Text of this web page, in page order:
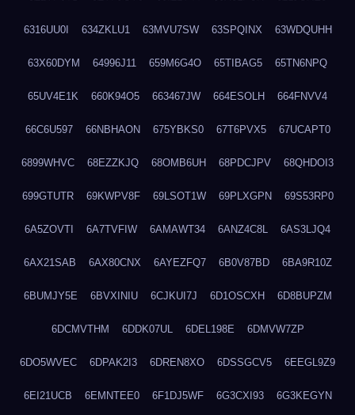
6316UU0I 634ZKLU1 63MVU7SW 63SPQINX 63WDQUHH
63X60DYM 64996J11 659M6G4O 65TIBAG5 65TN6NPQ
65UV4E1K 660K94O5 663467JW 664ESOLH 664FNVV4
66C6U597 66NBHAON 675YBKS0 67T6PVX5 67UCAPT0
6899WHVC 68EZZKJQ 68OMB6UH 68PDCJPV 68QHDOI3
699GTUTR 69KWPV8F 69LSOT1W 69PLXGPN 69S53RP0
6A5ZOVTI 6A7TVFIW 6AMAWT34 6ANZ4C8L 6AS3LJQ4
6AX21SAB 6AX80CNX 6AYEZFQ7 6B0V87BD 6BA9R10Z
6BUMJY5E 6BVXINIU 6CJKUI7J 6D1OSCXH 6D8BUPZM
6DCMVTHM 6DDK07UL 6DEL198E 6DMVW7ZP
6DO5WVEC 6DPAK2I3 6DREN8XO 6DSSGCV5 6EEGL9Z9
6EI21UCB 6EMNTEE0 6F1DJ5WF 6G3CXI93 6G3KEGYN